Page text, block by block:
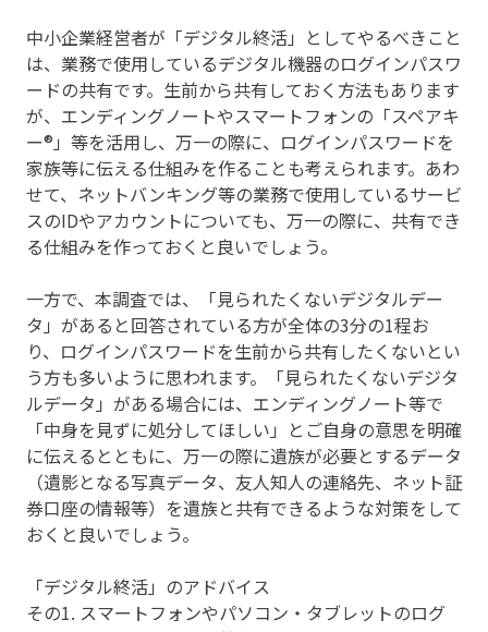
中小企業経営者が「デジタル終活」としてやるべきこと
は、業務で使用しているデジタル機器のログインパスワ
ードの共有です。生前から共有しておく方法もあります
が、エンディングノートやスマートフォンの「スペアキ
ー®」等を活用し、万一の際に、ログインパスワードを
家族等に伝える仕組みを作ることも考えられます。あわ
せて、ネットバンキング等の業務で使用しているサービ
スのIDやアカウントについても、万一の際に、共有でき
る仕組みを作っておくと良いでしょう。
一方で、本調査では、「見られたくないデジタルデー
タ」があると回答されている方が全体の3分の1程お
り、ログインパスワードを生前から共有したくないとい
う方も多いように思われます。「見られたくないデジタ
ルデータ」がある場合には、エンディングノート等で
「中身を見ずに処分してほしい」とご自身の意思を明確
に伝えるとともに、万一の際に遺族が必要とするデータ
（遺影となる写真データ、友人知人の連絡先、ネット証
券口座の情報等）を遺族と共有できるような対策をして
おくと良いでしょう。
「デジタル終活」のアドバイス
その1. スマートフォンやパソコン・タブレットのログ